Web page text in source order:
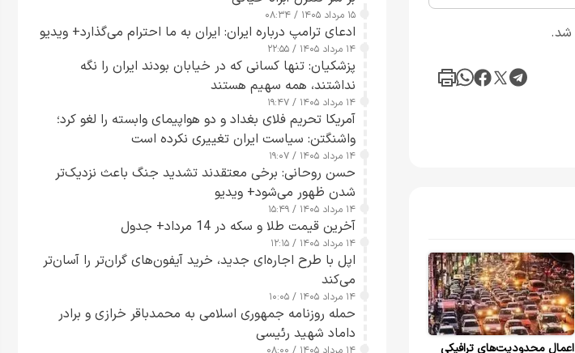
اعمال محدودیت‌های ترافیکی
۱۵ مرداد ۱۴۰۵ / ۰۸:۳۴
ادعای ترامپ درباره ایران: ایران به ما احترام می‌گذارد+ ویدیو
۱۴ مرداد ۱۴۰۵ / ۲۲:۵۵
پزشکیان: تنها کسانی که در خیابان بودند ایران را نگه
نداشتند، همه سهیم هستند
۱۴ مرداد ۱۴۰۵ / ۱۹:۴۷
آمریکا تحریم فلای بغداد و دو هواپیمای وابسته را لغو کرد؛
واشنگتن: سیاست ایران تغییری نکرده است
۱۴ مرداد ۱۴۰۵ / ۱۹:۰۷
حسن روحانی: برخی معتقدند تشدید جنگ باعث نزدیک‌تر
شدن ظهور می‌شود+ ویدیو
۱۴ مرداد ۱۴۰۵ / ۱۵:۴۹
آخرین قیمت طلا و سکه در 14 مرداد+ جدول
۱۴ مرداد ۱۴۰۵ / ۱۲:۱۵
اپل با طرح اجاره‌ای جدید، خرید آیفون‌های گران‌تر را آسان‌تر
می‌کند
۱۴ مرداد ۱۴۰۵ / ۱۰:۰۵
حمله روزنامه جمهوری اسلامی به محمدباقر خرازی و برادر
داماد شهید رئیسی